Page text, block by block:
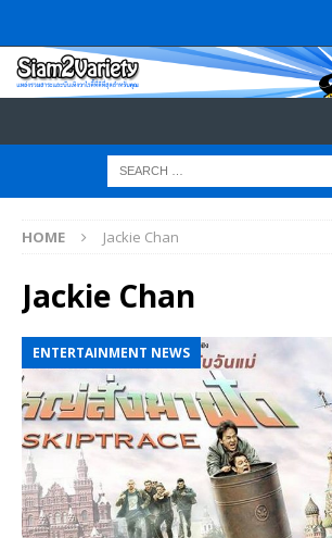
HOME Jackie Chan
Jackie Chan
ENTERTAINMENT NEWS